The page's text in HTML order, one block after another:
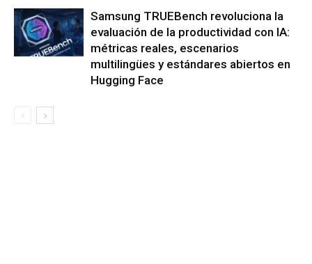
Samsung TRUEBench revoluciona la
evaluación de la productividad con IA:
métricas reales, escenarios
multilingües y estándares abiertos en
Hugging Face